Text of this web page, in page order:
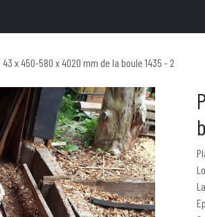
x 450-580 x 4020 mm de la boule 1435 - 2